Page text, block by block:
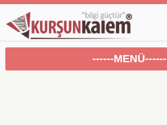
------MENÜ------